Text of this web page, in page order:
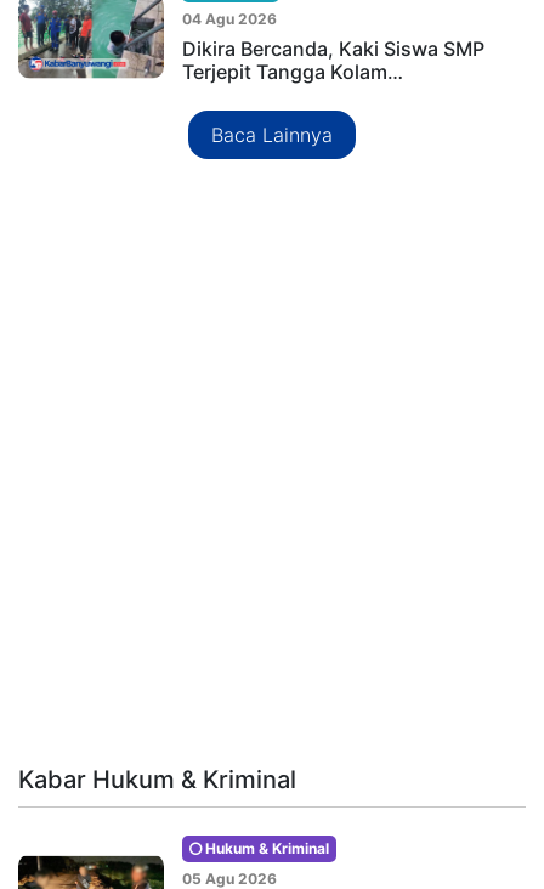
04 Agu 2026
Dikira Bercanda, Kaki Siswa SMP
Terjepit Tangga Kolam…
Baca Lainnya
Kabar Hukum & Kriminal
Hukum & Kriminal
05 Agu 2026